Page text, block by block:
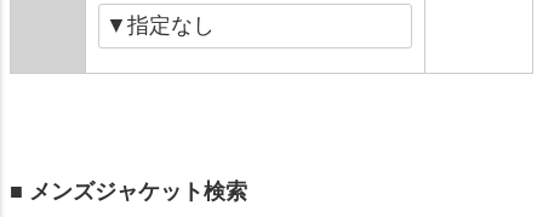
■ メンズジャケット検索